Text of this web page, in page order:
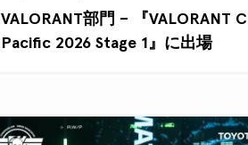
VALORANT部門 – 『VALORANT
Pacific 2026 Stage 1』に出場